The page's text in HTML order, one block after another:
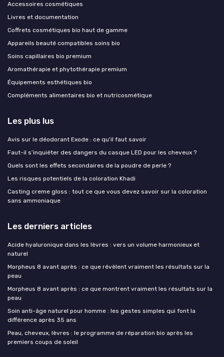
Accessoires cosmétiques
Livres et documentation
Coffrets cosmétiques bio haut de gamme
Appareils beauté compatibles soins bio
Soins capillaires bio premium
Aromathérapie et phytothérapie premium
Équipements esthétiques bio
Compléments alimentaires bio et nutricosmétique
Les plus lus
Avis sur le déodorant Exode : ce qu'il faut savoir
Faut-il s’inquiéter des dangers du casque LED pour les cheveux ?
Quels sont les effets secondaires de la poudre de perle ?
Les risques potentiels de la coloration Khadi
Casting creme gloss : tout ce que vous devez savoir sur la coloration
sans ammoniaque
Les derniers articles
Acide hyaluronique dans les lèvres : vers un volume harmonieux et
naturel
Morpheus 8 avant après : ce que révèlent vraiment les résultats sur la
peau
Morpheus 8 avant après : ce que montrent vraiment les résultats sur la
peau
Soin anti-âge naturel pour homme : les gestes simples qui font la
différence après 35 ans
Peau, cheveux, lèvres : le programme de réparation bio après les
premiers coups de soleil